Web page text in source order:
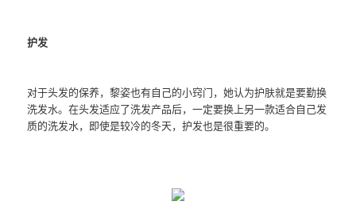
护发
对于头发的保养，黎姿也有自己的小窍门，她认为护肤就是要勤换
洗发水。在头发适应了洗发产品后，一定要换上另一款适合自己发
质的洗发水，即使是较冷的冬天，护发也是很重要的。